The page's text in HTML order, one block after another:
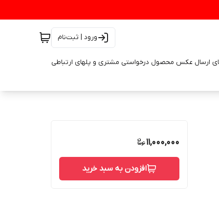
ورود | ثبت‌نام
ارسال عکس محصول درخواستی مشتری و پلهای ارتباطی
11,000,000
افزودن به سبد خرید